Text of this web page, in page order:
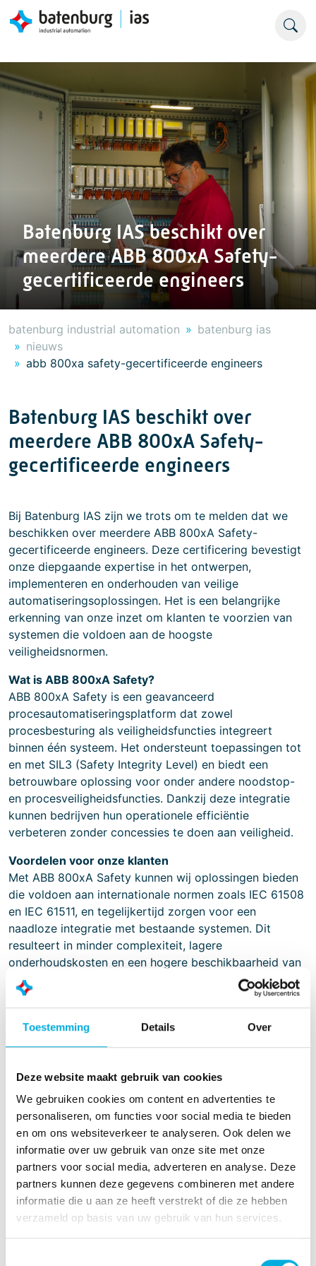
Toestemming Details Over
Deze website maakt gebruik van cookies
We gebruiken cookies om content en advertenties te
personaliseren, om functies voor social media te bieden
en om ons websiteverkeer te analyseren. Ook delen we
informatie over uw gebruik van onze site met onze
partners voor social media, adverteren en analyse. Deze
partners kunnen deze gegevens combineren met andere
informatie die u aan ze heeft verstrekt of die ze hebben
verzameld op basis van uw gebruik van hun services.
Batenburg IAS beschikt over
meerdere ABB 800xA Safety-
gecertificeerde engineers
batenburg industrial automation
batenburg ias
nieuws
abb 800xa safety-gecertificeerde engineers
Batenburg IAS beschikt over
meerdere ABB 800xA Safety-
gecertificeerde engineers
Bij Batenburg IAS zijn we trots om te melden dat we
beschikken over meerdere ABB 800xA Safety-
gecertificeerde engineers. Deze certificering bevestigt
onze diepgaande expertise in het ontwerpen,
implementeren en onderhouden van veilige
automatiseringsoplossingen. Het is een belangrijke
erkenning van onze inzet om klanten te voorzien van
systemen die voldoen aan de hoogste
veiligheidsnormen.
Wat is ABB 800xA Safety?
ABB 800xA Safety is een geavanceerd
procesautomatiseringsplatform dat zowel
procesbesturing als veiligheidsfuncties integreert
binnen één systeem. Het ondersteunt toepassingen tot
en met SIL3 (Safety Integrity Level) en biedt een
betrouwbare oplossing voor onder andere noodstop-
en procesveiligheidsfuncties. Dankzij deze integratie
kunnen bedrijven hun operationele efficiëntie
verbeteren zonder concessies te doen aan veiligheid.
Voordelen voor onze klanten
Met ABB 800xA Safety kunnen wij oplossingen bieden
die voldoen aan internationale normen zoals IEC 61508
en IEC 61511, en tegelijkertijd zorgen voor een
naadloze integratie met bestaande systemen. Dit
resulteert in minder complexiteit, lagere
onderhoudskosten en een hogere beschikbaarheid van
kritische processen. Onze gecertificeerde engineers
zorgen ervoor dat deze voordelen optimaal worden
engineers binnen ons team stelt ons in staat om flexibel
en schaalbaar te opereren. Of het nu gaat om een
nieuw project, een upgrade of lifecycle support: wij
hebben de kennis én capaciteit in huis om ABB 800xA
Safety op een veilige en efficiënte manier toe te
passen. Dit onderstreept onze toewijding aan kwaliteit,
betrouwbaarheid en veiligheid.
Samen naar een veilige toekomst
Bij Batenburg IAS geloven we dat veiligheid en
innovatie hand in hand gaan. Met deze certificering en
onze gekwalificeerde engineers versterken we onze